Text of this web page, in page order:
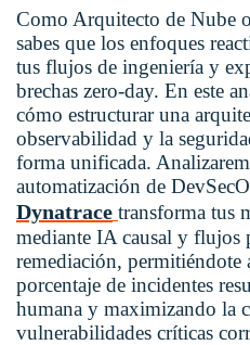
Como Arquitecto de Nube
sabes que los enfoques
tus flujos de ingeniería y
brechas zero-day. En este
cómo estructurar una
observabilidad y la
forma unificada.
automatización de
Dynatrace transforma tus
mediante IA causal y flujos
remediación, permitiéndote
porcentaje de incidentes
humana y maximizando la
vulnerabilidades críticas